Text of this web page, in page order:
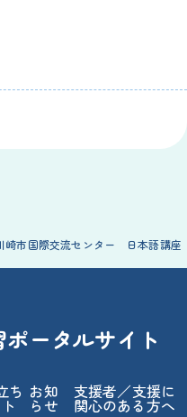
崎市国際交流センター 日本語講座
ポータルサイト
ち お知
らせ
支援者／支援に
関心のある方へ